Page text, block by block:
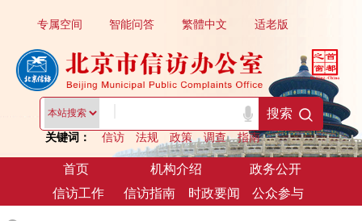
关键词： 信访 法规 政策 调查 指南
搜索
繁體中文
专属空间 适老版
智能问答
首页 机构介绍
政务公开
信访工作
信访指南 时政要闻 公众参与